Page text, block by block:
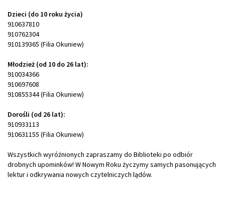
Dzieci (do 10 roku życia)
910637810
910762304
910139365 (Filia Okuniew)
Młodzież (od 10 do 26 lat):
910034366
910697608
910855344 (Filia Okuniew)
Dorośli (od 26 lat):
910933113
910631155 (Filia Okuniew)
Wszystkich wyróżnionych zapraszamy do Biblioteki po odbiór
drobnych upominków! W Nowym Roku życzymy samych pasonujących
lektur i odkrywania nowych czytelniczych lądów.